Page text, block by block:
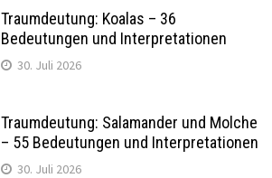
Traumdeutung: Koalas – 36
Bedeutungen und Interpretationen
30. Juli 2026
Traumdeutung: Salamander und Molche
– 55 Bedeutungen und Interpretationen
30. Juli 2026